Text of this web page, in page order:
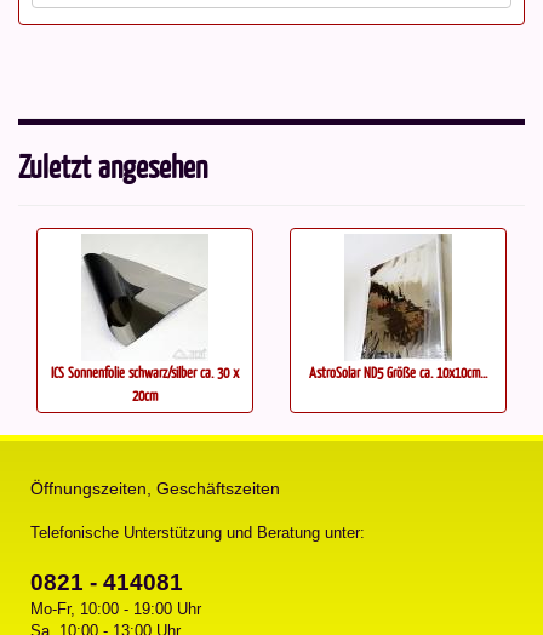
Zuletzt angesehen
ICS Sonnenfolie schwarz/silber ca. 30 x
20cm
AstroSolar ND5 Größe ca. 10x10cm...
Öffnungszeiten, Geschäftszeiten
Telefonische Unterstützung und Beratung unter:
0821 - 414081
Mo-Fr, 10:00 - 19:00 Uhr
Sa, 10:00 - 13:00 Uhr